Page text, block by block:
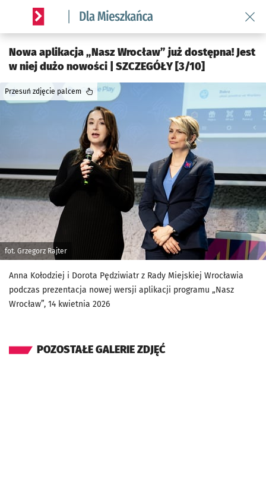
Serwis informacyjny wroclaw.pl podserwis: Dla mieszkańca
Nowa aplikacja „Nasz Wrocław” już dostępna! Jest
w niej dużo nowości | SZCZEGÓŁY [3/10]
fot. Grzegorz Rajter
Przesuń zdjęcie palcem
Anna Kołodziej i Dorota Pędziwiatr z Rady Miejskiej Wrocławia
podczas prezentacja nowej wersji aplikacji programu „Nasz
Wrocław”, 14 kwietnia 2026
POZOSTAŁE GALERIE ZDJĘĆ